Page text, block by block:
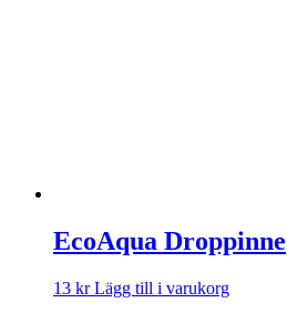
EcoAqua Droppinne
13 kr Lägg till i varukorg